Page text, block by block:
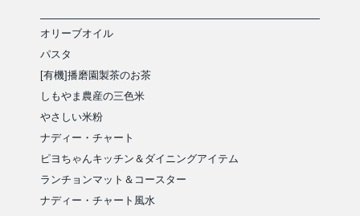
オリーブオイル
パスタ
[有機]播磨園製茶のお茶
しもやま農産の三色米
やさしい米粉
ナディー・チャート
ピヨちゃんキッチン＆ダイニングアイテム
ランチョンマット＆コースター
ナディー・チャート風水